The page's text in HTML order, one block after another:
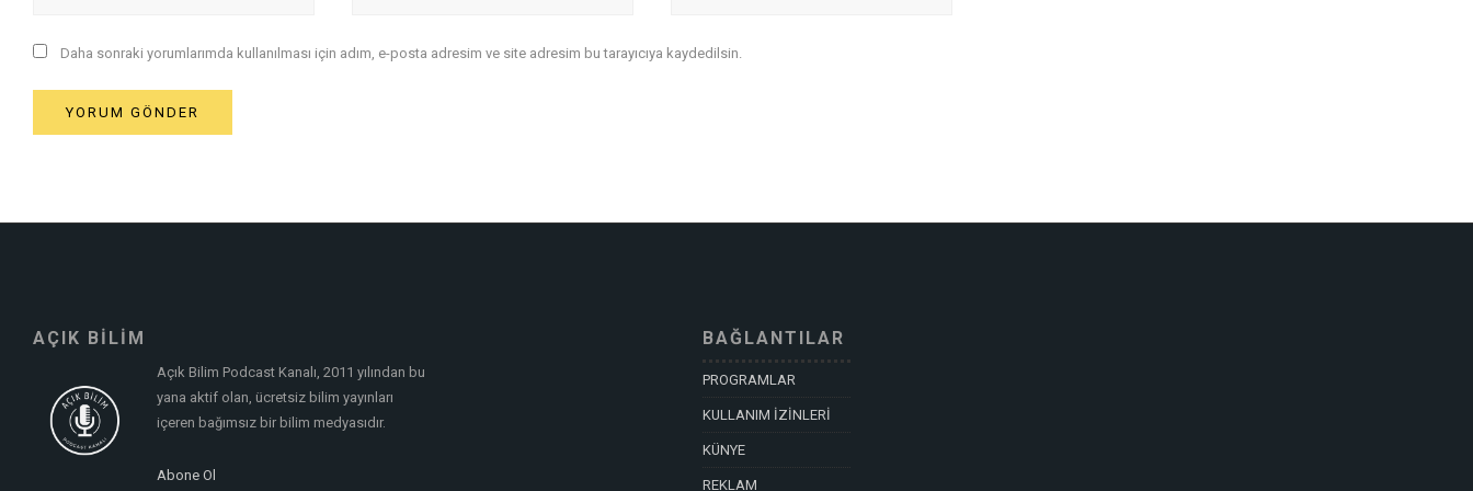
Daha sonraki yorumlarımda kullanılması için adım, e-posta adresim ve site adresim bu tarayıcıya kaydedilsin.
AÇIK BİLİM
Açık Bilim Podcast Kanalı, 2011 yılından bu
yana aktif olan, ücretsiz bilim yayınları
içeren bağımsız bir bilim medyasıdır.
Abone Ol
BAĞLANTILAR
PROGRAMLAR
KULLANIM İZİNLERİ
KÜNYE
REKLAM